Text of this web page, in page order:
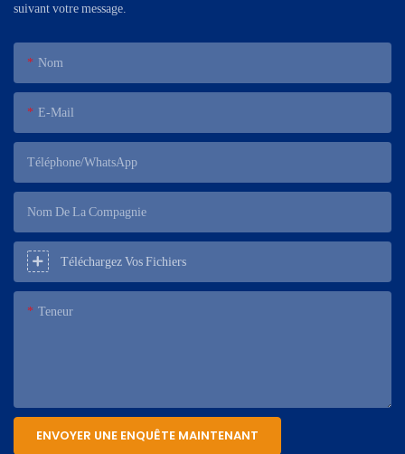
suivant votre message.
Nom
E-Mail
Téléphone/WhatsApp
Nom De La Compagnie
Téléchargez Vos Fichiers
Teneur
ENVOYER UNE ENQUÊTE MAINTENANT